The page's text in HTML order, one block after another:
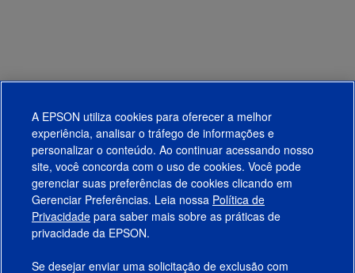
Produtos
Suporte
Links Sugeridos
A EPSON utiliza cookies para oferecer a melhor
experiência, analisar o tráfego de informações e
personalizar o conteúdo. Ao continuar acessando nosso
site, você concorda com o uso de cookies. Você pode
gerenciar suas preferências de cookies clicando em
Gerenciar Preferências. Leia nossa Política de
Privacidade para saber mais sobre as práticas de
privacidade da EPSON.
Se desejar enviar uma solicitação de exclusão com